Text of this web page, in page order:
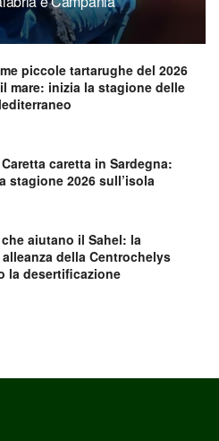
piccole tartarughe del 2026
mare: inizia la stagione delle
caretta in Sardegna:
stagione 2026 sull’isola
aiutano il Sahel: la
della Centrochelys
la desertificazione